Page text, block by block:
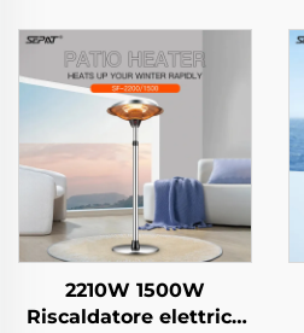
carbonio per uso
esterno e interno Con
supporto IP44
2210W 1500W
Riscaldatore elettrico